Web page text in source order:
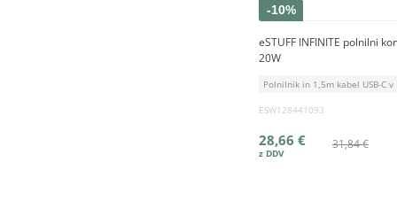
-10%
eSTUFF INFINITE polnilni
20W
Polnilnik in 1,5m kabel USB-C
ESW128441093
31,84 €
28,66 €